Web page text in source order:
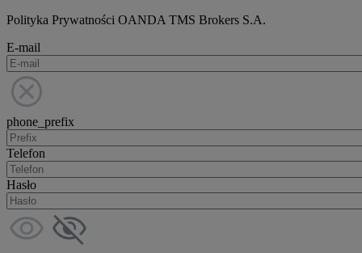
Polityka Prywatności OANDA TMS Brokers S.A.
E-mail
phone_prefix
Telefon
Hasło